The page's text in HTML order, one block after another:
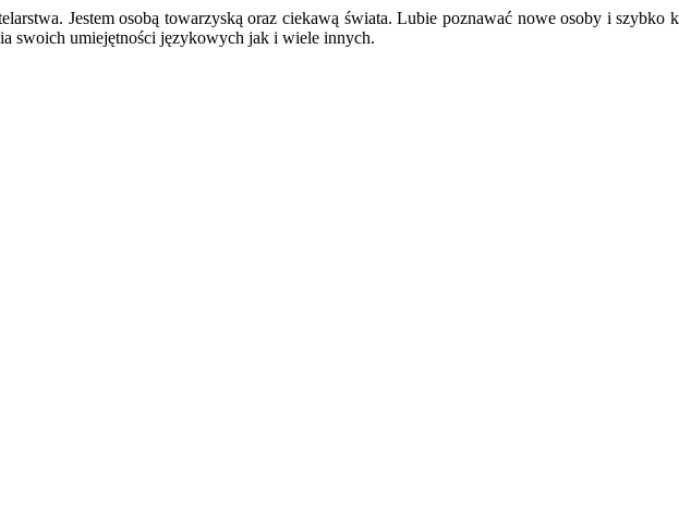
Jestem osobą towarzyską oraz ciekawą świata. Lubie poznawać nowe osoby i szybko
swoich umiejętności językowych jak i wiele innych.